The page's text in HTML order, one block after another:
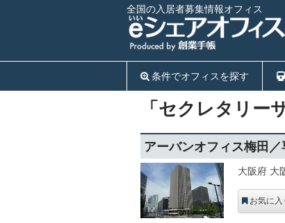
全国の入居者募集情報オフィス
条件でオフィスを探す
「セクレタリー
アーバンオフィス梅田
大阪府 大
お気に入